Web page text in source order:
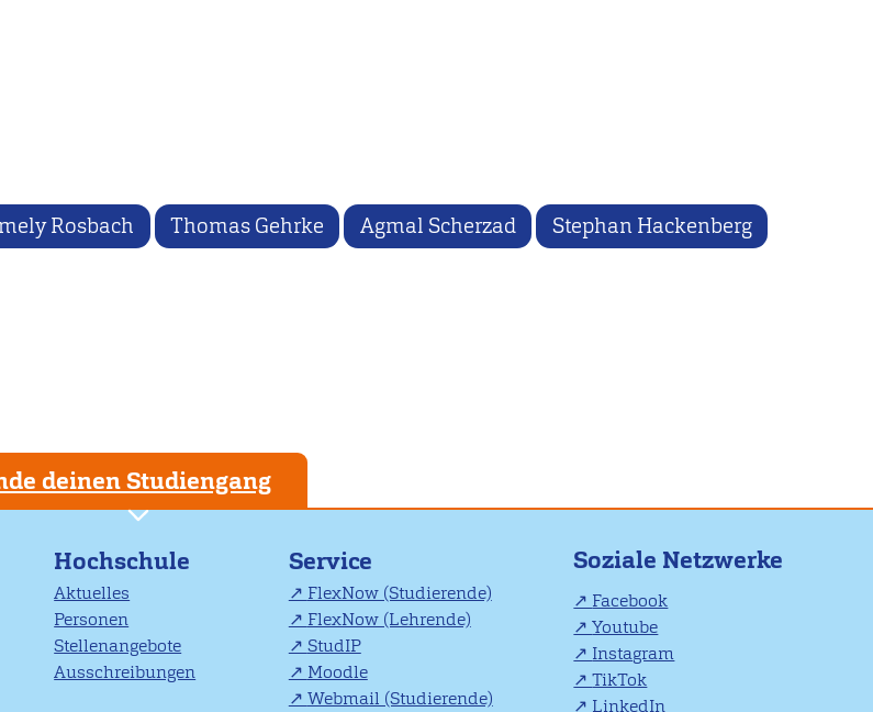
Rosbach Thomas Gehrke Agmal Scherzad Stephan Hackenberg
deinen Studiengang
Hochschule
Aktuelles
Personen
Stellenangebote
Ausschreibungen
Service
FlexNow (Studierende)
FlexNow (Lehrende)
StudIP
Moodle
Webmail (Studierende)
Soziale Netzwerke
Facebook
Youtube
Instagram
TikTok
LinkedIn